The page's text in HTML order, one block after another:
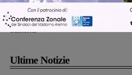
Articolo precedente
Dal 1 settembre riaperti gli sportelli
Ecco Fatto, fino a dicembre la fase
Ultime Notizie